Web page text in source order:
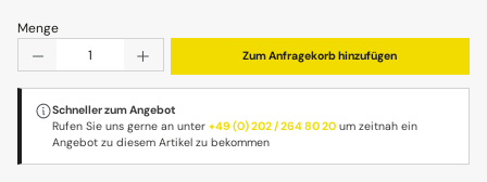
Menge
Produkt Anzahl: Gib den gewünschten Wert ein oder
Zum Anfragekorb hinzufügen
Schneller zum Angebot
Rufen Sie uns gerne an unter+49 (0) 202 / 264 80 20 um zeitnah ein
Angebot zu diesem Artikel zu bekommen